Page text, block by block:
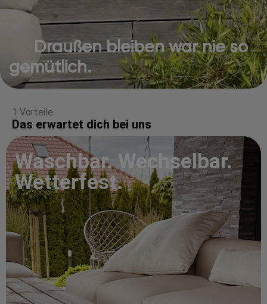
Draußen bleiben war nie so
gemütlich.
1 Vorteile
Das erwartet dich bei uns
Waschbar. Wechselbar.
Wetterfest.